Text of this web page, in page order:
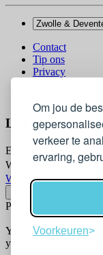
Om jou de
verkeer te
ervaring,
Voorkeuren
Contact
Tip ons
Privacy
Log In
Email
Wachtwoord
Wachtwoord
Please confirm login
You will receive an
your password to a